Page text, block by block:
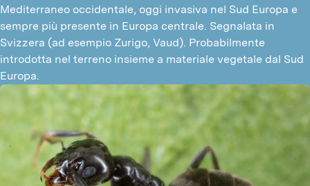
Mediterraneo occidentale, oggi invasiva nel Sud Europa e
sempre più presente in Europa centrale. Segnalata in
Svizzera (ad esempio Zurigo, Vaud). Probabilmente
introdotta nel terreno insieme a materiale vegetale dal Sud
Europa.